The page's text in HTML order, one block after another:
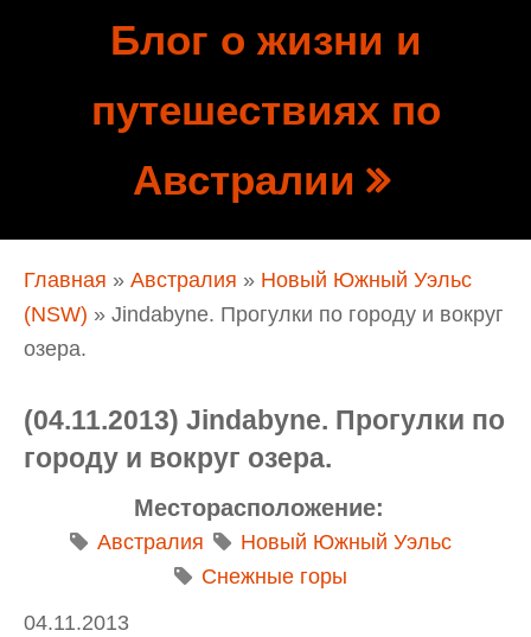
Блог о жизни и
путешествиях по
Австралии
Navigation
Вы здесь
Главная » Австралия » Новый Южный Уэльс
(NSW) » Jindabyne. Прогулки по городу и вокруг
озера.
(04.11.2013) Jindabyne. Прогулки по
городу и вокруг озера.
Месторасположение:
Австралия
Новый Южный Уэльс
Снежные горы
04.11.2013